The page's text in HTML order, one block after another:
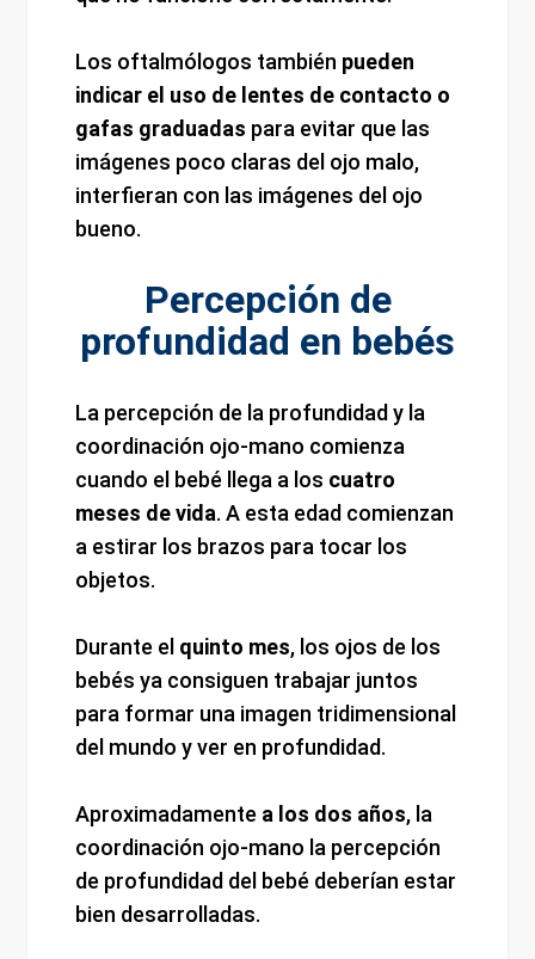
Los oftalmólogos también pueden
indicar el uso de lentes de contacto o
gafas graduadas para evitar que las
imágenes poco claras del ojo malo,
interfieran con las imágenes del ojo
bueno.
Percepción de
profundidad en bebés
La percepción de la profundidad y la
coordinación ojo-mano comienza
cuando el bebé llega a los cuatro
meses de vida. A esta edad comienzan
a estirar los brazos para tocar los
objetos.
Durante el quinto mes, los ojos de los
bebés ya consiguen trabajar juntos
para formar una imagen tridimensional
del mundo y ver en profundidad.
Aproximadamente a los dos años, la
coordinación ojo-mano la percepción
de profundidad del bebé deberían estar
bien desarrolladas.